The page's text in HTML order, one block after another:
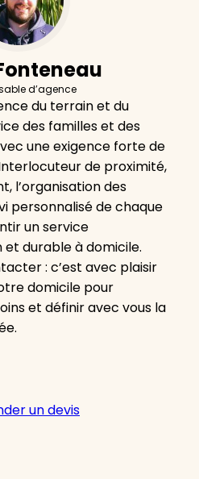
d’agence
du terrain et du
des familles et des
une exigence forte de
de proximité,
l’organisation des
personnalisé de chaque
un service
et durable à domicile.
: c’est avec plaisir
domicile pour
et définir avec vous la
un devis